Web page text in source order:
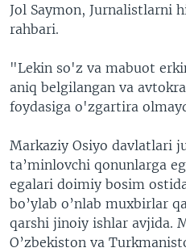
Jol Saymon, Jurnalistlarni
rahbari.
"Lekin so'z va mabuot
aniq belgilangan va
foydasiga o'zgartira
Markaziy Osiyo davlatlari
ta’minlovchi qonunlarga
egalari doimiy bosim
bo’ylab o’nlab muxbirlar
qarshi jinoiy ishlar avjida.
O’zbekiston va